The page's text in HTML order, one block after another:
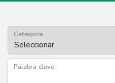
Categoría
Palabra clave